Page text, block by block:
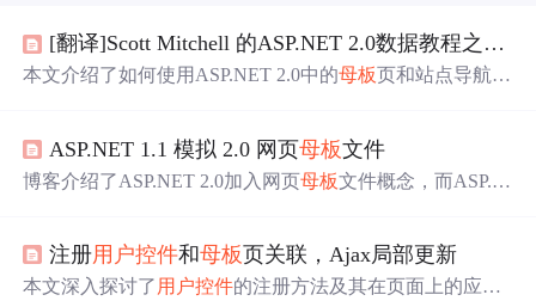
[翻译]Scott Mitchell 的ASP.NET 2.0数据教程之三：
本文介绍了如何使用ASP.NET 2.0中的母板页和站点导航特
ASP.NET 1.1 模拟 2.0 网页母板文件
博客介绍了ASP.NET 2.0加入网页母板文件概念，而ASP.N
geContent.ascx，设置相关属性，最后展示了使用母板
例，还提及.NET Framework 1.1 SP1支持最好。
注册用户控件和母板页关联，Ajax局部更新
本文深入探讨了 用户控件的注册方法及其在页面上的应